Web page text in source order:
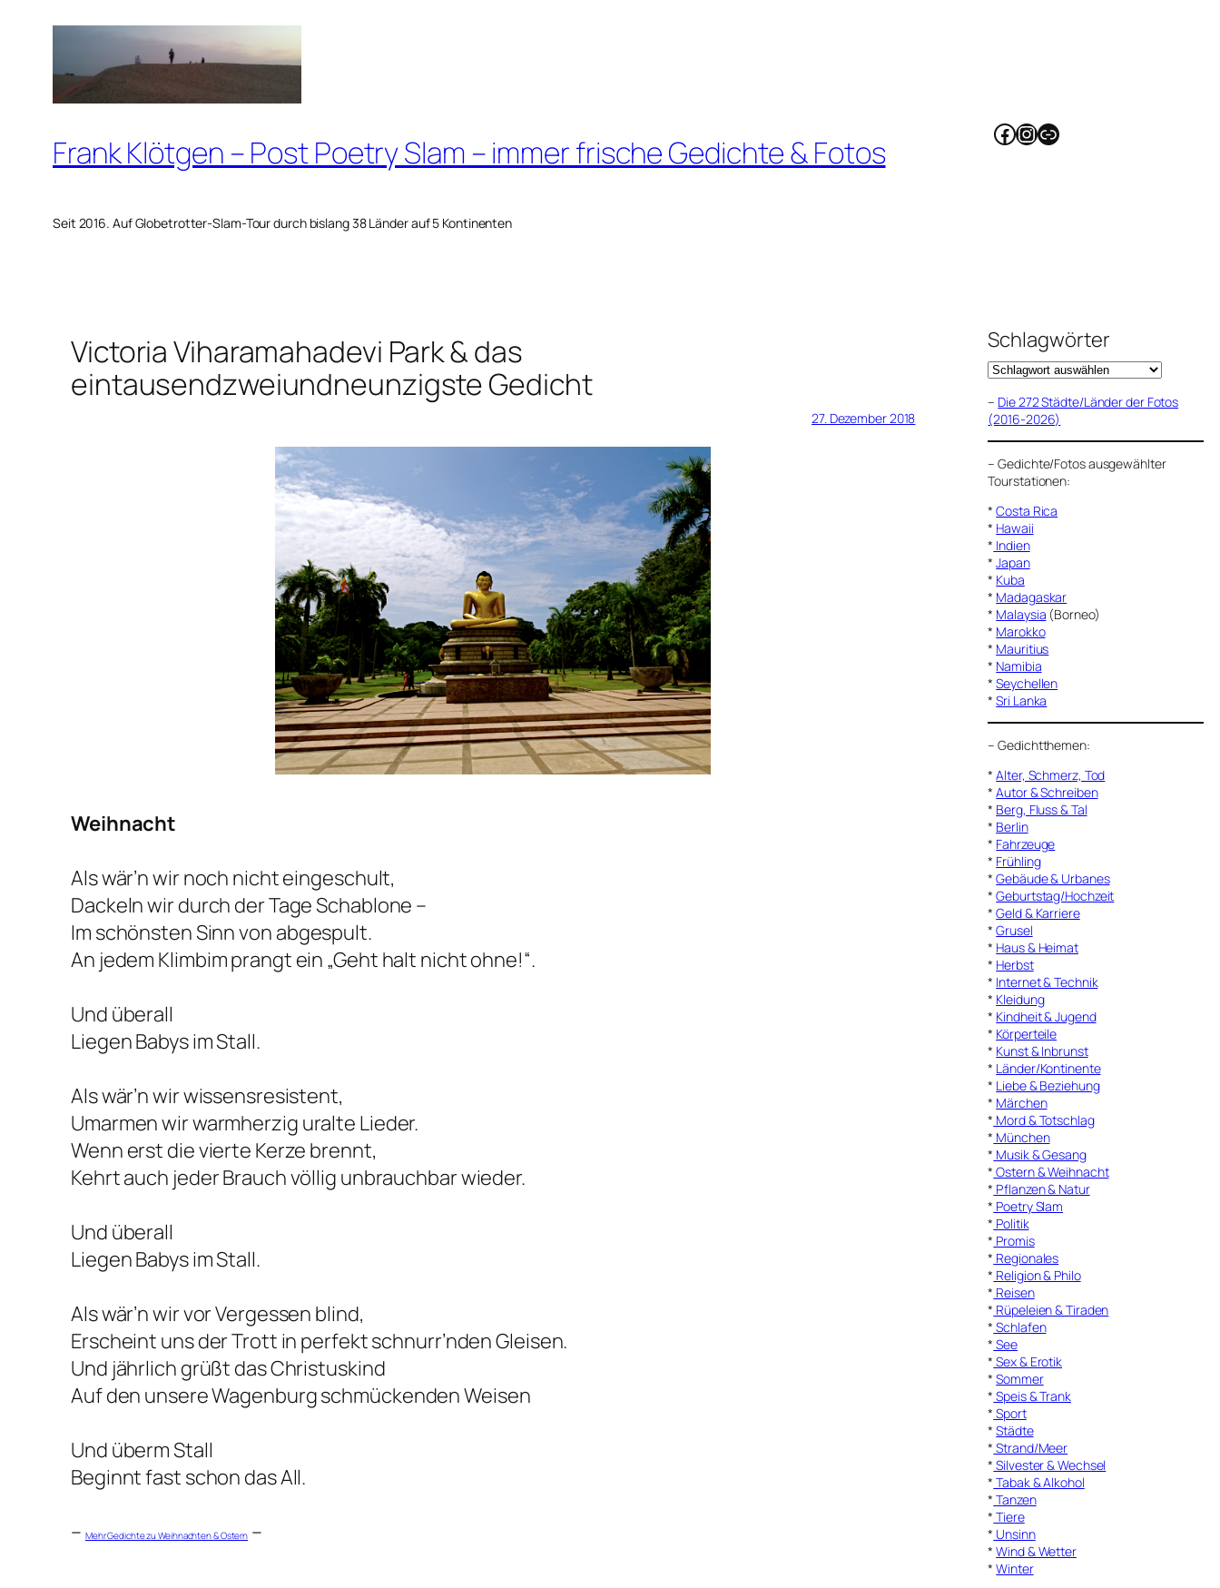
springen
Frank Klötgen – Post Poetry Slam – immer frische Gedichte & Fotos
Seit 2016. Auf Globetrotter-Slam-Tour durch bislang 38 Länder auf 5 Kontinenten
Facebook
Instagram
Link
Victoria Viharamahadevi Park & das
eintausendzweiundneunzigste Gedicht
27. Dezember 2018
Weihnacht
Als wär’n wir noch nicht eingeschult,
Dackeln wir durch der Tage Schablone –
Im schönsten Sinn von abgespult.
An jedem Klimbim prangt ein „Geht halt nicht ohne!“.
Und überall
Liegen Babys im Stall.
Als wär’n wir wissensresistent,
Umarmen wir warmherzig uralte Lieder.
Wenn erst die vierte Kerze brennt,
Kehrt auch jeder Brauch völlig unbrauchbar wieder.
Und überall
Liegen Babys im Stall.
Als wär’n wir vor Vergessen blind,
Erscheint uns der Trott in perfekt schnurr’nden Gleisen.
Und jährlich grüßt das Christuskind
Auf den unsere Wagenburg schmückenden Weisen
Und überm Stall
Beginnt fast schon das All.
– Mehr Gedichte zu Weihnachten & Ostern –
Schlagwörter
– Die 272 Städte/Länder der Fotos
(2016-2026)
–Gedichte/Fotos ausgewählter
Tourstationen:
*Costa Rica
* Hawaii
* Indien
*Japan
* Kuba
* Madagaskar
* Malaysia (Borneo)
* Marokko
* Mauritius
* Namibia
*Seychellen
*Sri Lanka
–Gedichtthemen:
*Alter, Schmerz, Tod
*Autor & Schreiben
* Berg, Fluss & Tal
* Berlin
* Fahrzeuge
* Frühling
*Gebäude & Urbanes
*Geburtstag/Hochzeit
*Geld & Karriere
*Grusel
* Haus & Heimat
* Herbst
* Internet & Technik
* Kleidung
* Kindheit & Jugend
* Körperteile
* Kunst & Inbrunst
* Länder/Kontinente
* Liebe & Beziehung
* Märchen
* Mord & Totschlag
* München
* Musik & Gesang
* Ostern & Weihnacht
* Pflanzen & Natur
* Poetry Slam
* Politik
* Promis
* Regionales
* Religion & Philo
* Reisen
* Rüpeleien & Tiraden
* Schlafen
* See
* Sex & Erotik
*Sommer
* Speis & Trank
* Sport
*Städte
* Strand/Meer
* Silvester & Wechsel
* Tabak & Alkohol
* Tanzen
* Tiere
* Unsinn
*Wind & Wetter
*Winter